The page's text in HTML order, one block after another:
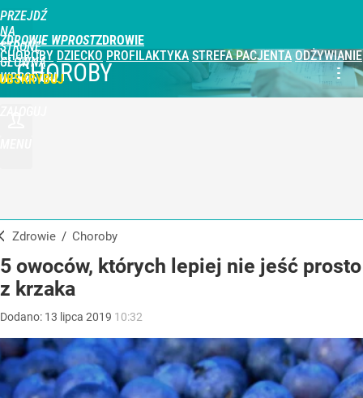
PRZEJDŹ
NA
STRONĘ
GŁÓWNĄ
WPROST.PL
ZDROWIE WPROST
CHOROBY DZIECKO PROFILAKTYKA STREFA PACJENTA ODŻYWIANIE
CHOROBY
Zdrowie / Choroby
5 owoców, których lepiej nie jeść prosto
z krzaka
Dodano: 13 lipca 2019 10:32